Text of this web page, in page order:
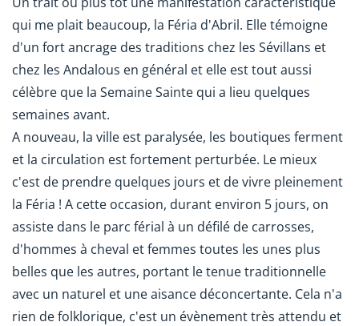
qui me plait beaucoup, la Féria d'Abril. Elle témoigne
d'un fort ancrage des traditions chez les Sévillans et
chez les Andalous en général et elle est tout aussi
célèbre que la Semaine Sainte qui a lieu quelques
semaines avant.
A nouveau, la ville est paralysée, les boutiques ferment
et la circulation est fortement perturbée. Le mieux
c'est de prendre quelques jours et de vivre pleinement
la Féria ! A cette occasion, durant environ 5 jours, on
assiste dans le parc férial à un défilé de carrosses,
d'hommes à cheval et femmes toutes les unes plus
belles que les autres, portant le tenue traditionnelle
avec un naturel et une aisance déconcertante. Cela n'a
rien de folklorique, c'est un évènement très attendu et